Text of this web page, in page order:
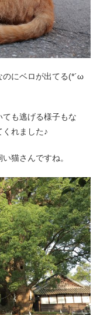
にベロが出てる(*´ω
も逃げる様子もな
くれました♪
猫さんですね。